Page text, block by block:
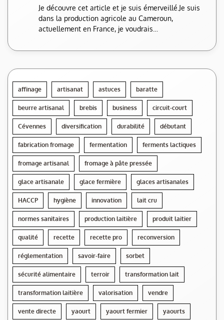
Je découvre cet article et je suis émerveillé.Je suis
dans la production agricole au Cameroun,
actuellement en France, je voudrais…
affinage artisanat astuces baratte
beurre artisanal brebis business circuit-court
Cévennes diversification durabilité débutant
fabrication fromage fermentation ferments lactiques
fromage artisanal fromage à pâte pressée
glace artisanale glace fermière glaces artisanales
HACCP hygiène innovation lait cru
normes sanitaires production laitière produit laitier
qualité recette recette pro reconversion
réglementation savoir-faire sorbet
sécurité alimentaire terroir transformation lait
transformation laitière valorisation vendre
vente directe yaourt yaourt fermier yaourts